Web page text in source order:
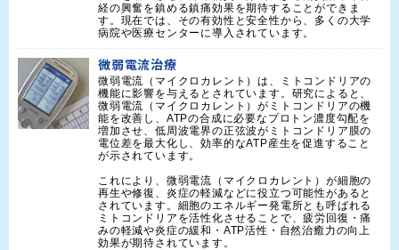
経の興奮を鎮める鎮痛効果を期待することができま
す。現在では、その有効性と安全性から、多くの大学
病院や医療センターに導入されています。
微弱電流治療
微弱電流（マイクロカレント）は、ミトコンドリアの
機能に影響を与えるとされています。研究によると、
微弱電流（マイクロカレント）がミトコンドリアの機
能を改善し、ATPの合成に必要なプロトン濃度勾配を
増加させ、低周波電界の正弦波がミトコンドリア膜の
電位差を最大化し、効率的なATP産生を促進すること
が示されています。
これにより、微弱電流（マイクロカレント）が細胞の
再生や修復、炎症の軽減などに役立つ可能性があると
されています。細胞のエネルギー発電所とも呼ばれる
ミトコンドリアを活性化させることで、疲労回復・痛
みの軽減や炎症の緩和・ATP活性・自然治癒力の向上
効果が期待されています。